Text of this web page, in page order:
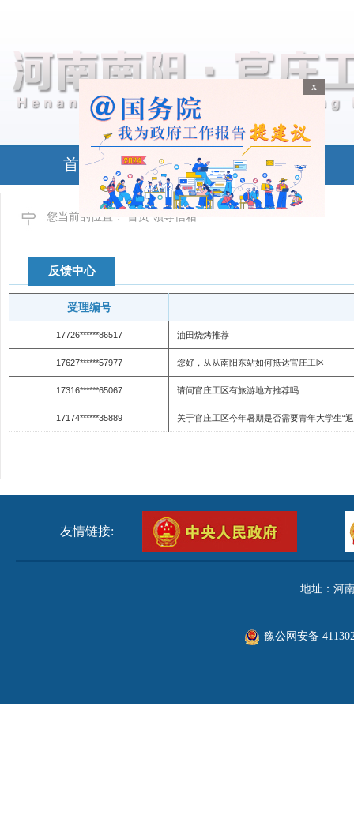
x
首页 政务公开
您当前的位置： 首页 领导信箱
反馈中心
受理编号
17726******86517 油田烧烤推荐
17627******57977 您好，从从南阳东站如何抵达官庄工区
17316******65067 请问官庄工区有旅游地方推荐吗
17174******35889 关于官庄工区今年暑期是否需要青年大学生“
友情链接:
地址：河
豫公网安备
x